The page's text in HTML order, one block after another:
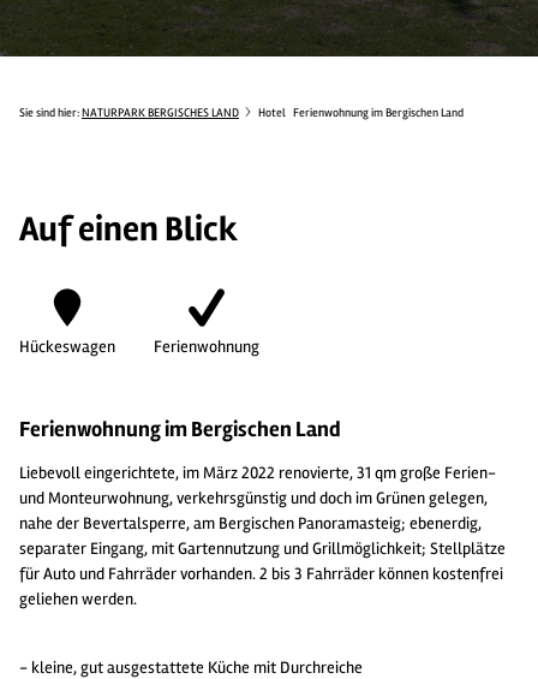
Sie sind hier:NATURPARK BERGISCHES LAND Hotel Ferienwohnung im Bergischen Land
Auf einen Blick
Hückeswagen Ferienwohnung
Ferienwohnung im Bergischen Land
Liebevoll eingerichtete, im März 2022 renovierte, 31 qm große Ferien-
und Monteurwohnung, verkehrsgünstig und doch im Grünen gelegen,
nahe der Bevertalsperre, am Bergischen Panoramasteig; ebenerdig,
separater Eingang, mit Gartennutzung und Grillmöglichkeit; Stellplätze
für Auto und Fahrräder vorhanden. 2 bis 3 Fahrräder können kostenfrei
geliehen werden.
- kleine, gut ausgestattete Küche mit Durchreiche